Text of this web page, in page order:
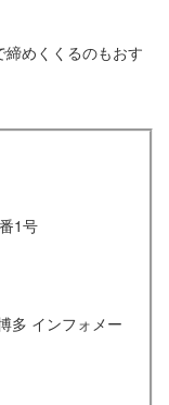
めくくるのもおす
1号
多 インフォメー